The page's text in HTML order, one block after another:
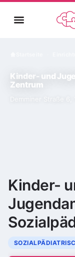
Kinder- und
Zentrum
Demminer Straße 6,
Kinder-